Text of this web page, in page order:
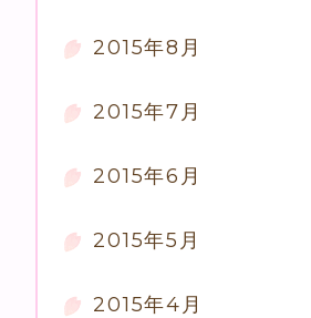
2015年8月
2015年7月
2015年6月
2015年5月
2015年4月